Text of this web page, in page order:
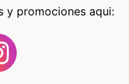
y promociones aqui: